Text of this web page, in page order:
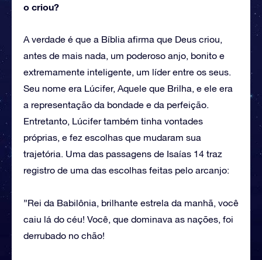
o criou?
A verdade é que a Bíblia afirma que Deus criou,
antes de mais nada, um poderoso anjo, bonito e
extremamente inteligente, um líder entre os seus.
Seu nome era Lúcifer, Aquele que Brilha, e ele era
a representação da bondade e da perfeição.
Entretanto, Lúcifer também tinha vontades
próprias, e fez escolhas que mudaram sua
trajetória. Uma das passagens de Isaías 14 traz
registro de uma das escolhas feitas pelo arcanjo:
”Rei da Babilônia, brilhante estrela da manhã, você
caiu lá do céu! Você, que dominava as nações, foi
derrubado no chão!